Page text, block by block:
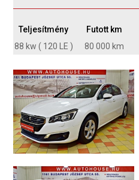
Teljesítmény
88 kw ( 120 LE )
Futott km
80 000 km